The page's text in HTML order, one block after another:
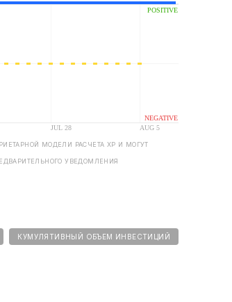
МОДЕЛИ РАСЧЕТА ХP И МОГУТ
УВЕДОМЛЕНИЯ
КУМУЛЯТИВНЫЙ ОБЪЕМ ИНВЕСТИЦИЙ